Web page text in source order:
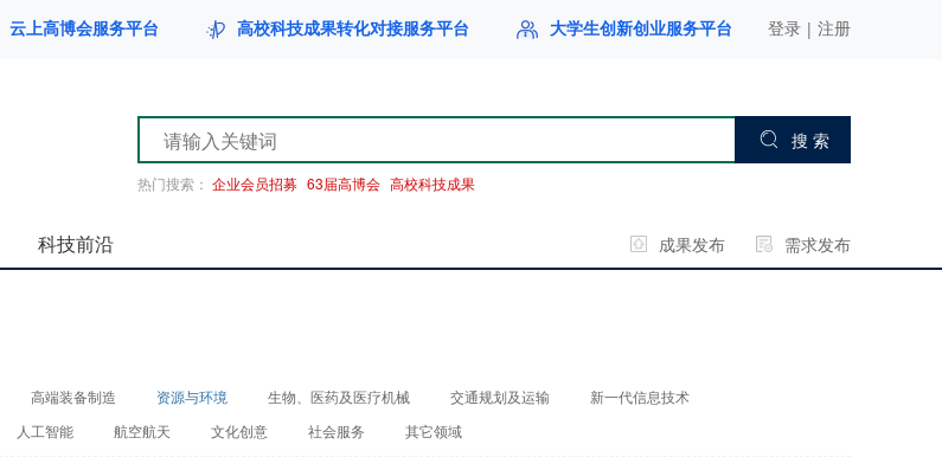
云上高博会服务平台 高校科技成果转化对接服务平台 大学生创新创业服务平台 登录 | 注册
搜 索
热门搜索： 企业会员招募 63届高博会 高校科技成果
科技前沿 成果发布 需求发布
高端装备制造 资源与环境 生物、医药及医疗机械 交通规划及运输
新一代信息技术
人工智能 航空航天 文化创意 社会服务 其它领域